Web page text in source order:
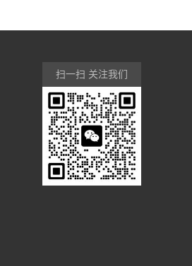
扫一扫 关注我们